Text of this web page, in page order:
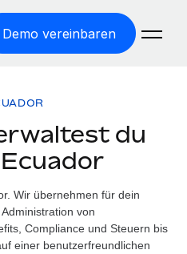
Demo vereinbaren
bei der Einstellung
du
Wir übernehmen für dein
von
Compliance und Steuern bis
einer benutzerfreundlichen